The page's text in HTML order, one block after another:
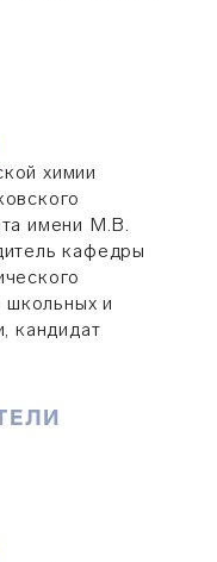
химии
имени М.В.
кафедры
школьных и
кандидат